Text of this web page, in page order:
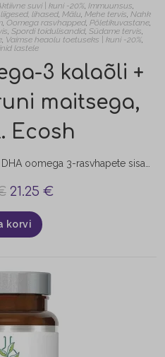
suvi | kuni -20%, Immuunsus,
lihased, Mälu, Mehe tervis, Nahk
, Oomega rasvhapped, Põletikuvastane,
, Spordi toidulisandid, Südame tervis,
, Vaimse heaolu toetuseks | kuni -20%,
lastele
3 kalaõli +
maitsega,
Ecosh
Sidrunimaitseline kõrge EPA ja DHA oomega 3-rasvhapete sisaldusega ning taimse õliga rikastatud kalaõli OOMEX aitab hoida igapäevast normaalset asendamatute rasvhapete sisaldust kehas. Oomega-3 rasvhapped on asendamatud rasvhapped, mida organism ise ei suuda sünteesida ja mida saab vaid toiduga. Parimaks oomega-3 allikaks on rasvased kalad nagu makrell, sardiin, lõhe, heeringas, tuunikala. Kuna mõnikord me ei söö kala piisavalt sageli, et saada…
21.25 €
korvi